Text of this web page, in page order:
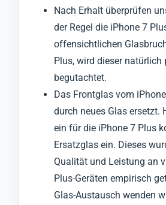
Nach Erhalt überprüfen
der Regel die iPhone 7
offensichtlichen
Plus, wird dieser natürlich
begutachtet.
Das Frontglas vom
durch neues Glas ersetzt.
ein für die iPhone 7 Plus
Ersatzglas ein. Dieses
Qualität und Leistung an
Plus-Geräten empirisch
Glas-Austausch wenden